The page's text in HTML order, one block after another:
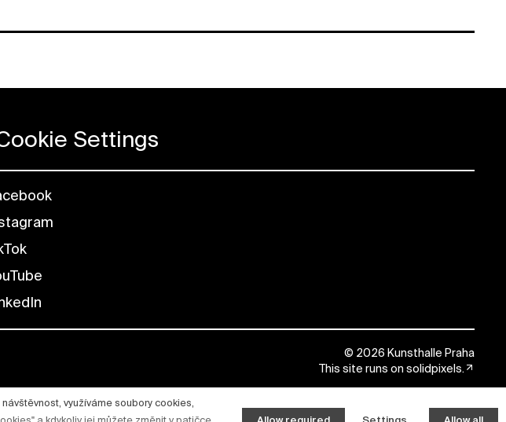
Settings
© 2026 Kunsthalle Praha
This site runs onsolidpixels.
využíváme soubory cookies,